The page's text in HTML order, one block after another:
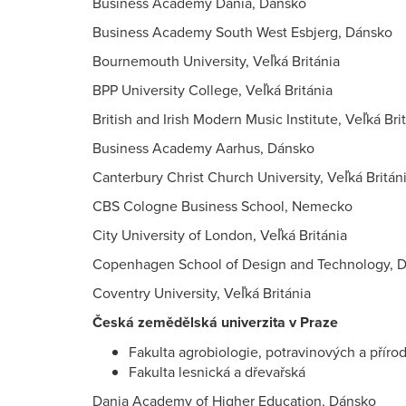
Business Academy South West Esbjerg, Dánsko
Bournemouth University, Veľká Británia
BPP University College, Veľká Británia
British and Irish Modern Music Institute, Veľká
Business Academy Aarhus, Dánsko
Canterbury Christ Church University, Veľká
CBS Cologne Business School, Nemecko
City University of London, Veľká Británia
Copenhagen School of Design and Technology,
Coventry University, Veľká Británia
Česká zemědělská univerzita v Praze
Fakulta agrobiologie, potravinových a
Fakulta lesnická a dřevařská
Dania Academy of Higher Education, Dánsko